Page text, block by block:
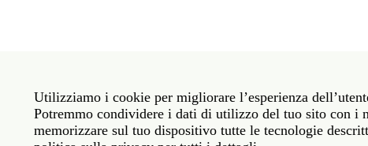
media
Roma: Via Angelo Masina 5 00153 Roma ITALIA ·
New York: 535 West 22nd Street Third Floor New
Utilizziamo i cookie per migliorare l’esperienza
Potremmo condividere i dati di utilizzo del tuo sito con i
memorizzare sul tuo dispositivo tutte le tecnologie